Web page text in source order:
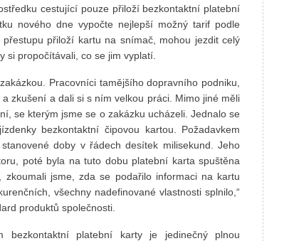
cestující pouze přiloží bezkontaktní platební
nového dne vypočte nejlepší možný tarif podle
přiloží kartu na snímač, mohou jezdit celý
si propočítávali, co se jim vyplatí.
Pracovníci tamějšího dopravního podniku,
zkušení a dali si s ním velkou práci. Mimo jiné měli
se kterým jsme se o zakázku ucházeli. Jednalo se
bezkontaktní čipovou kartou. Požadavkem
doby v řádech desítek milisekund. Jeho
poté byla na tuto dobu platební karta spuštěna
jsme, zda se podařilo informaci na kartu
všechny nadefinované vlastnosti splnilo,“
produktů společnosti.
bezkontaktní platební karty je jedinečný plnou